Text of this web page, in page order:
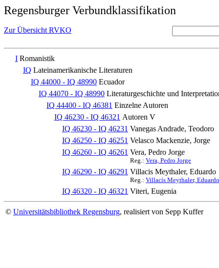
Regensburger Verbundklassifikation
Zur Übersicht RVKO
I Romanistik
IQ Lateinamerikanische Literaturen
IQ 44000 - IQ 48990 Ecuador
IQ 44070 - IQ 48990 Literaturgeschichte und
IQ 44400 - IQ 46381 Einzelne Autoren
IQ 46230 - IQ 46321 Autoren V
IQ 46230 - IQ 46231 Vanegas Andrade, Teodoro
IQ 46250 - IQ 46251 Velasco Mackenzie, Jorge
IQ 46260 - IQ 46261 Vera, Pedro Jorge
Reg.: Vera, Pedro Jorge
IQ 46290 - IQ 46291 Villacis Meythaler, Eduardo
Reg.: Villacís Meythaler, Eduardo
IQ 46320 - IQ 46321 Viteri, Eugenia
© Universitätsbibliothek Regensburg, realisiert von Sepp Kuffer